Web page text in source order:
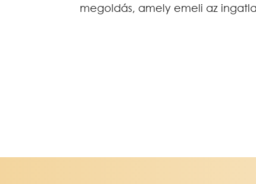
megoldás, amely emeli az